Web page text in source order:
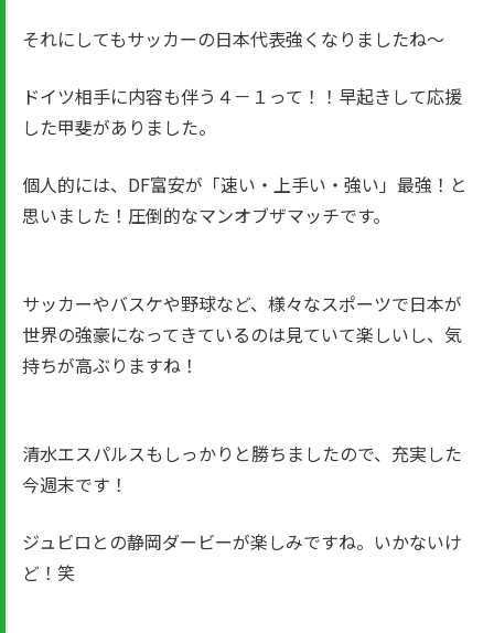
それにしてもサッカーの日本代表強くなりましたね～
ドイツ相手に内容も伴う４－１って！！早起きして応援
した甲斐がありました。
個人的には、DF富安が「速い・上手い・強い」最強！と
思いました！圧倒的なマンオブザマッチです。
サッカーやバスケや野球など、様々なスポーツで日本が
世界の強豪になってきているのは見ていて楽しいし、気
持ちが高ぶりますね！
清水エスパルスもしっかりと勝ちましたので、充実した
今週末です！
ジュビロとの静岡ダービーが楽しみですね。いかないけ
ど！笑